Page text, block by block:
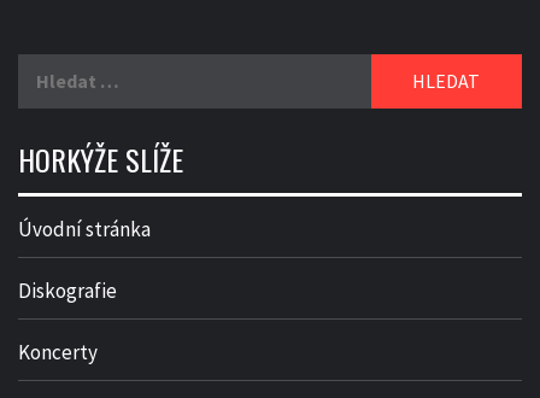
HORKÝŽE SLÍŽE
Úvodní stránka
Diskografie
Koncerty